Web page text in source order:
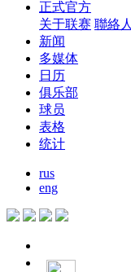
正式官方
关于联赛 聯絡人
新闻
多媒体
日历
俱乐部
球员
表格
统计
rus
eng